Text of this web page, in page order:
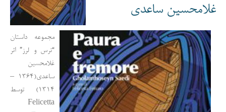
غلامحسین ساعدی
مجموعه داستان
“ترس و لرز” اثر
غلامحسین
ساعدی(1364 –
1314) توسط
Felicetta